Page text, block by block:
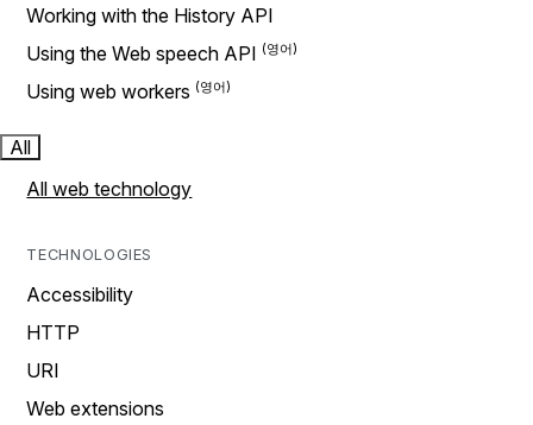
Working with the History API
Using the Web speech API
Using web workers
All
All web technology
TECHNOLOGIES
Accessibility
HTTP
URI
Web extensions